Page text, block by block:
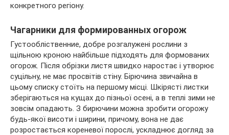
конкретного регіону.
Чагарники для формированных огорож
Густообліственние, добре розгалужені рослини з
щільною кроною найбільше підходять для формованих
огорож. Після обрізки листя швидко наростає і утворює
суцільну, не має просвітів стіну. Бірючина звичайна в
цьому списку стоїть на першому місці. Шкірясті листки
зберігаються на кущах до пізньої осені, а в теплі зими не
зовсім опадають. З бирючини можна зробити огорожу
будь-якої висоти і ширини, причому, вона не дає
розростається кореневої порослі, ускладнює догляд за